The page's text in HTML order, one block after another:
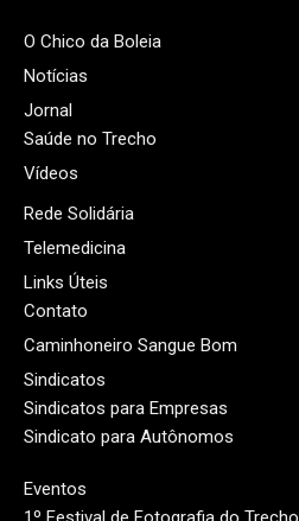
O Chico da Boleia
Notícias
Jornal
Saúde no Trecho
Vídeos
Rede Solidária
Telemedicina
Links Úteis
Contato
Caminhoneiro Sangue Bom
Sindicatos
Sindicatos para Empresas
Sindicato para Autônomos
Eventos